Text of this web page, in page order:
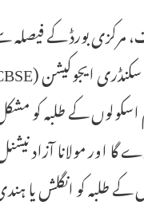
بورڈ کے
اسکولوں کے طلبہ
اور مولانا آزاد
طلبہ کو انگلش یا